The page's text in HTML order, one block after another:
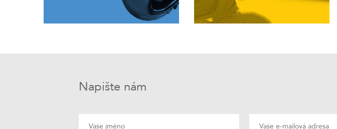
Napište nám